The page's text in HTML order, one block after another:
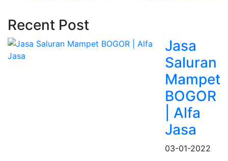
Recent Post
Jasa
Saluran
Mampet
BOGOR
| Alfa
Jasa
03-01-2022